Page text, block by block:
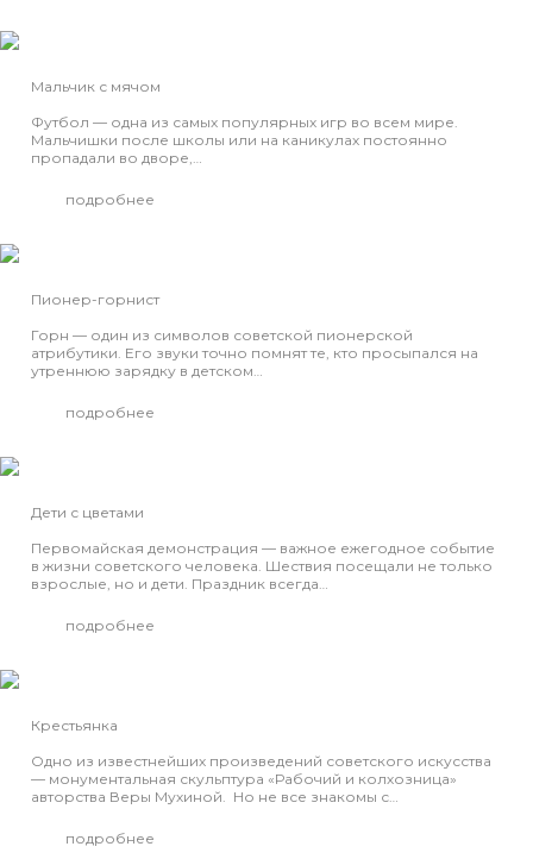
Мальчик с мячом
Футбол — одна из самых популярных игр во всем мире.
Мальчишки после школы или на каникулах постоянно
пропадали во дворе,…
подробнее
Пионер-горнист
Горн — один из символов советской пионерской
атрибутики. Его звуки точно помнят те, кто просыпался на
утреннюю зарядку в детском…
подробнее
Дети с цветами
Первомайская демонстрация — важное ежегодное событие
в жизни советского человека. Шествия посещали не только
взрослые, но и дети. Праздник всегда…
подробнее
Крестьянка
Одно из известнейших произведений советского искусства
— монументальная скульптура «Рабочий и колхозница»
авторства Веры Мухиной. Но не все знакомы с…
подробнее